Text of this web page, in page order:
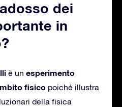
dei
in
è un esperimento
fisico poiché illustra
della fisica